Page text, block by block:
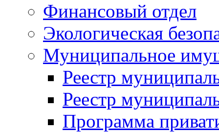
Финансовый отдел
Экологическая
Муниципальное
Реестр
Реестр
Программа